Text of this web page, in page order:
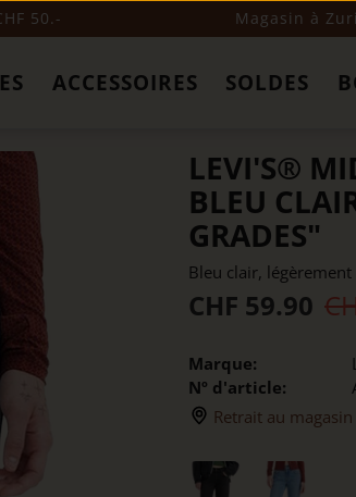
50.- Magasin à
ACCESSOIRES SOLDES
LEVI'S®
BLEU
GRADES"
Bleu clair,
CHF 59.90
Marque:
Nº d'article:
Retrait au